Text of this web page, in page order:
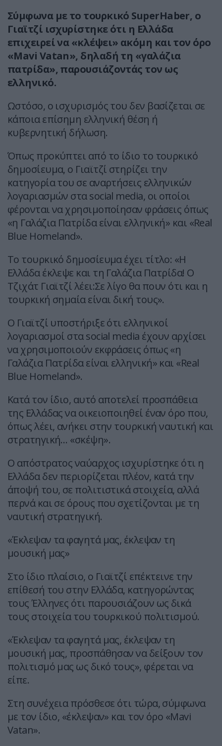
Σύμφωνα με το τουρκικό SuperHaber, ο
Γιαϊτζί ισχυρίστηκε ότι η Ελλάδα
επιχειρεί να «κλέψει» ακόμη και τον όρο
«Mavi Vatan», δηλαδή τη «γαλάζια
πατρίδα», παρουσιάζοντάς τον ως
ελληνικό.
Ωστόσο, ο ισχυρισμός του δεν βασίζεται σε
κάποια επίσημη ελληνική θέση ή
κυβερνητική δήλωση.
Όπως προκύπτει από το ίδιο το τουρκικό
δημοσίευμα, ο Γιαϊτζί στηρίζει την
κατηγορία του σε αναρτήσεις ελληνικών
λογαριασμών στα social media, οι οποίοι
φέρονται να χρησιμοποίησαν φράσεις όπως
«η Γαλάζια Πατρίδα είναι ελληνική» και «Real
Blue Homeland».
Το τουρκικό δημοσίευμα έχει τίτλο: «Η
Ελλάδα έκλεψε και τη Γαλάζια Πατρίδα! Ο
Τζιχάτ Γιαϊτζί λέει:Σε λίγο θα πουν ότι και η
τουρκική σημαία είναι δική τους».
Ο Γιαϊτζί υποστήριξε ότι ελληνικοί
λογαριασμοί στα social media έχουν αρχίσει
να χρησιμοποιούν εκφράσεις όπως «η
Γαλάζια Πατρίδα είναι ελληνική» και «Real
Blue Homeland».
Κατά τον ίδιο, αυτό αποτελεί προσπάθεια
της Ελλάδας να οικειοποιηθεί έναν όρο που,
όπως λέει, ανήκει στην τουρκική ναυτική και
στρατηγική… «σκέψη».
Ο απόστρατος ναύαρχος ισχυρίστηκε ότι η
Ελλάδα δεν περιορίζεται πλέον, κατά την
άποψή του, σε πολιτιστικά στοιχεία, αλλά
περνά και σε όρους που σχετίζονται με τη
ναυτική στρατηγική.
«Έκλεψαν τα φαγητά μας, έκλεψαν τη
μουσική μας»
Στο ίδιο πλαίσιο, ο Γιαϊτζί επέκτεινε την
επίθεσή του στην Ελλάδα, κατηγορώντας
τους Έλληνες ότι παρουσιάζουν ως δικά
τους στοιχεία του τουρκικού πολιτισμού.
«Έκλεψαν τα φαγητά μας, έκλεψαν τη
μουσική μας, προσπάθησαν να δείξουν τον
πολιτισμό μας ως δικό τους», φέρεται να
είπε.
Στη συνέχεια πρόσθεσε ότι τώρα, σύμφωνα
με τον ίδιο, «έκλεψαν» και τον όρο «Mavi
Vatan».